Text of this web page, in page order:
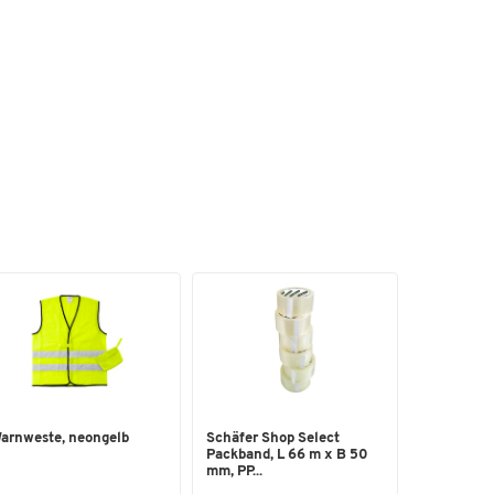
neongelb
Schäfer Shop Select
Packband, L 66 m x B 50
mm, PP...